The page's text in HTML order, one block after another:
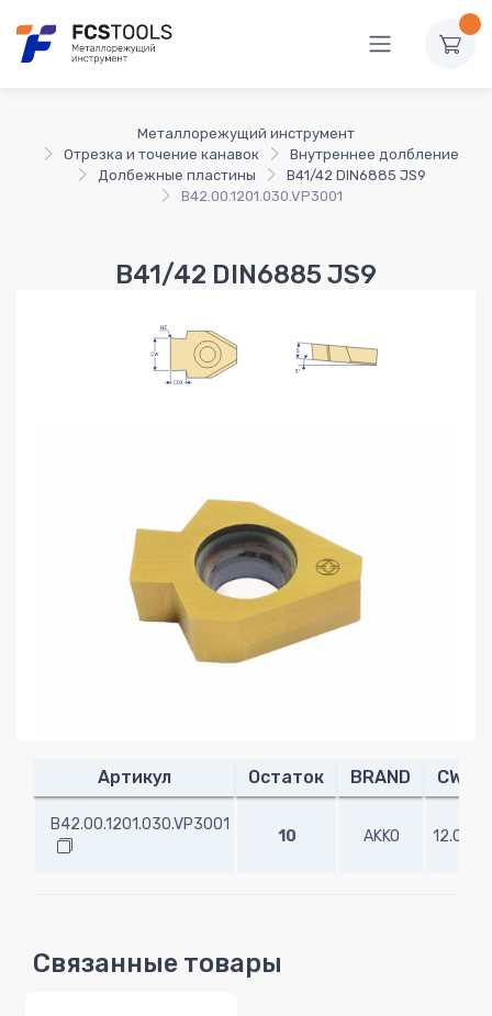
Металлорежущий инструмент
Отрезка и точение канавок
Внутреннее долбление
Долбежные пластины
B41/42 DIN6885 JS9
B42.00.1201.030.VP3001
B41/42 DIN6885 JS9
Артикул Остаток BRAND CW
B42.00.1201.030.VP3001
10 AKKO 12.01
Связанные товары